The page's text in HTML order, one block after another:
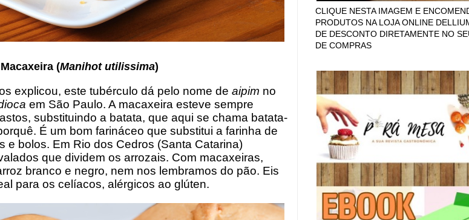
Macaxeira (Manihot utilissima)
explicou, este tubérculo dá pelo nome de aipim no
em São Paulo. A macaxeira esteve sempre
substituindo a batata, que aqui se chama batata-
É um bom farináceo que substitui a farinha de
e bolos. Em Rio dos Cedros (Santa Catarina)
que dividem os arrozais. Com macaxeiras,
branco e negro, nem nos lembramos do pão. Eis
para os celíacos, alérgicos ao glúten.
CLIQUE NESTA IMAGEM E
PRODUTOS NA LOJA ONLINE
DE DESCONTO DIRETAMENTE NO
DE COMPRAS